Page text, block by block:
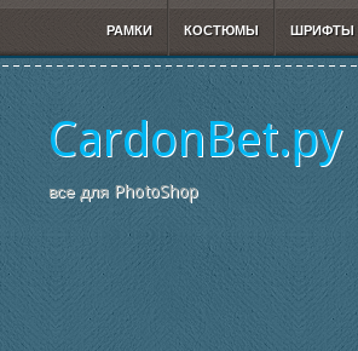
РАМКИ КОСТЮМЫ ШРИФТЫ
CardonBet.ру
все для PhotoShop